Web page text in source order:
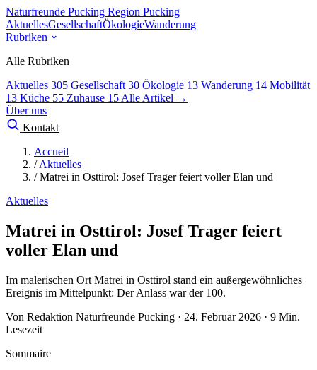
Naturfreunde Pucking Region Pucking
AktuellesGesellschaftÖkologieWanderung
Rubriken
Alle Rubriken
Aktuelles 305 Gesellschaft 30 Ökologie 13 Wanderung 14 Mobilität
13 Küche 55 Zuhause 15 Alle Artikel →
Über uns
Kontakt
Accueil
/ Aktuelles
/ Matrei in Osttirol: Josef Trager feiert voller Elan und
Aktuelles
Matrei in Osttirol: Josef Trager feiert
voller Elan und
Im malerischen Ort Matrei in Osttirol stand ein außergewöhnliches
Ereignis im Mittelpunkt: Der Anlass war der 100.
Von Redaktion Naturfreunde Pucking · 24. Februar 2026 · 9 Min.
Lesezeit
Sommaire